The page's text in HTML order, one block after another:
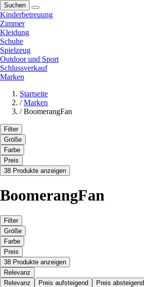
Suchen
Kinderbetreuung
Zimmer
Kleidung
Schuhe
Spielzeug
Outdoor und Sport
Schlussverkauf
Marken
Startseite
/ Marken
/ BoomerangFan
Filter
Größe
Farbe
Preis
38 Produkte anzeigen
BoomerangFan
Filter
Größe
Farbe
Preis
38 Produkte anzeigen
Relevanz
Relevanz
Preis aufsteigend Preis absteigend